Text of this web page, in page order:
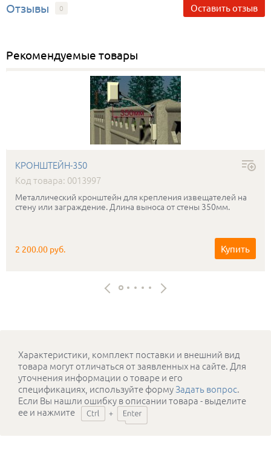
Отзывы 0 Оставить отзыв
Рекомендуемые товары
КРОНШТЕЙН-350
Код товара: 0013997
Металлический кронштейн для крепления извещателей на
стену или заграждение. Длина выноса от стены 350мм.
2 200.00 руб. Купить
Характеристики, комплект поставки и внешний вид
товара могут отличаться от заявленных на сайте. Для
уточнения информации о товаре и его
спецификациях, используйте формуЗадать вопрос.
Если Вы нашли ошибку в описании товара - выделите
ее и нажмите